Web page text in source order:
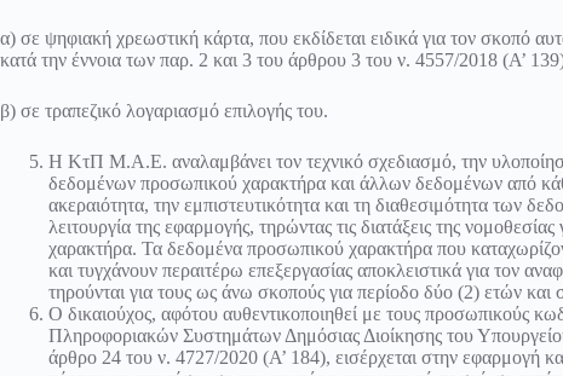
α) σε ψηφιακή χρεωστική κάρτα, που εκδίδεται ειδικά για τον σκοπό
κατά την έννοια των παρ. 2 και 3 του άρθρου 3 του ν. 4557/2018 (Α’
β) σε τραπεζικό λογαριασμό επιλογής του.
Η ΚτΠ Μ.Α.Ε. αναλαμβάνει τον τεχνικό σχεδιασμό, την
δεδομένων προσωπικού χαρακτήρα και άλλων δεδομένων από
ακεραιότητα, την εμπιστευτικότητα και τη διαθεσιμότητα των
λειτουργία της εφαρμογής, τηρώντας τις διατάξεις της
χαρακτήρα. Τα δεδομένα προσωπικού χαρακτήρα που
και τυγχάνουν περαιτέρω επεξεργασίας αποκλειστικά για τον
τηρούνται για τους ως άνω σκοπούς για περίοδο δύο (2) ετών και
Ο δικαιούχος, αφότου αυθεντικοποιηθεί με τους προσωπικούς
Πληροφοριακών Συστημάτων Δημόσιας Διοίκησης του
άρθρο 24 του ν. 4727/2020 (Α’ 184), εισέρχεται στην εφαρμογή